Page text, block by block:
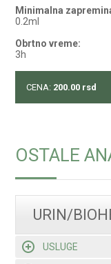
Minimalna
0.2ml
Obrtno vreme:
3h
CENA: 200.00 rsd
OSTALE
URIN/
USLUGE